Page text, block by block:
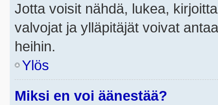
Jotta voisit nähdä, lukea,
valvojat ja ylläpitäjät voivat
heihin.
Ylös
Miksi en voi äänestää?